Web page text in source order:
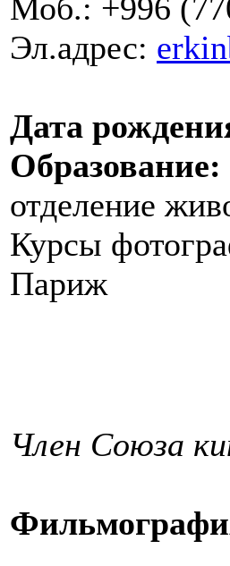
Моб.: +996
Эл.адрес:
Дата
Образование:
отделение
Курсы
Париж
Член Союза